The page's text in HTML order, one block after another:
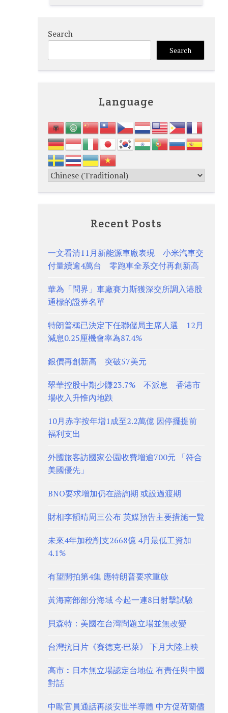
Search
Search
Language
Recent Posts
一文看清11月新能源車廠表現 小米汽車交
付量續逾4萬台 零跑車全系交付再創新高
華為「問界」車廠賽力斯獲深交所調入港股
通標的證券名單
特朗普稱已決定下任聯儲局主席人選 12月
減息0.25厘機會率為87.4%
銀價再創新高 突破57美元
翠華控股中期少賺23.7% 不派息 香港市
場收入升惟內地跌
10月赤字按年增1成至2.2萬億 因停擺提前
福利支出
外國旅客訪國家公園收費增逾700元 「符合
美國優先」
BNO要求增加仍在諮詢期 或設過渡期
財相李韻晴周三公布 英媒預告主要措施一覽
未來4年加稅削支2668億 4月最低工資加
4.1%
有望開拍第4集 應特朗普要求重啟
黃海南部部分海域 今起一連8日射擊試驗
貝森特：美國在台灣問題立場並無改變
台灣抗日片《賽德克·巴萊》 下月大陸上映
高市︰日本無立場認定台地位 有責任與中國
對話
中歐官員通話再談安世半導體 中方促荷蘭儘